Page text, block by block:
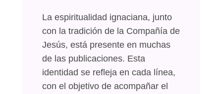
La espiritualidad ignaciana, junto
con la tradición de la Compañía de
Jesús, está presente en muchas
de las publicaciones. Esta
identidad se refleja en cada línea,
con el objetivo de acompañar el